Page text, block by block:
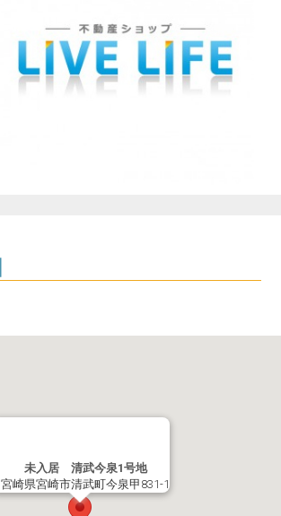
未入居 清武今泉1号地
宮崎県宮崎市清武町今泉甲831-1